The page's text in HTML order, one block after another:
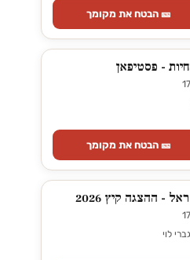
🎫 הבטח את מקומך
- פסטיפאן
🎫 הבטח את מקומך
- ההצגה קיץ 2026
לוי